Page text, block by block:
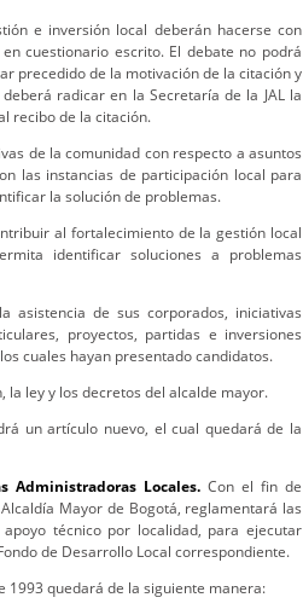
e inversión local deberán hacerse con
cuestionario escrito. El debate no podrá
precedido de la motivación de la citación y
radicar en la Secretaría de la JAL la
recibo de la citación.
de la comunidad con respecto a asuntos
las instancias de participación local para
la solución de problemas.
al fortalecimiento de la gestión local
identificar soluciones a problemas
asistencia de sus corporados, iniciativas
proyectos, partidas e inversiones
cuales hayan presentado candidatos.
la ley y los decretos del alcalde mayor.
un artículo nuevo, el cual quedará de la
Administradoras Locales.Con el fin de
Mayor de Bogotá, reglamentará las
técnico por localidad, para ejecutar
de Desarrollo Local correspondiente.
1993 quedará de la siguiente manera: